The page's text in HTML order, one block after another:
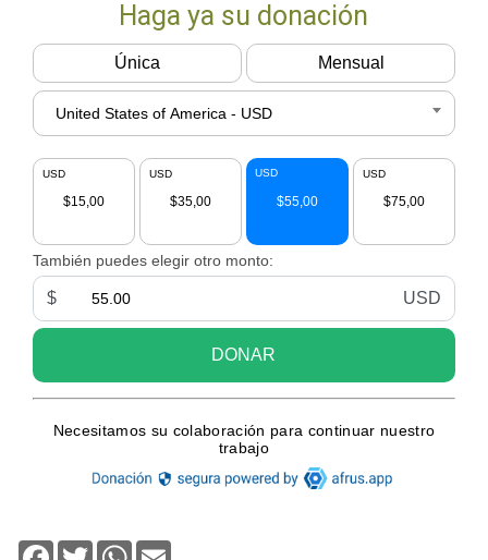
Facebook
TwitterWhatsApp